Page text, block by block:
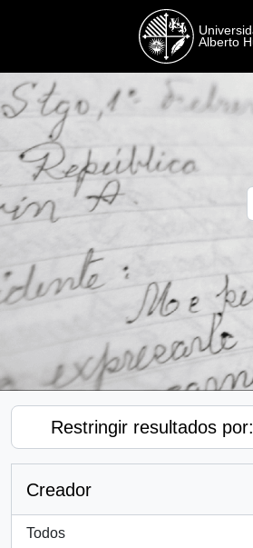
Restringir resultados por:
Creador
Todos